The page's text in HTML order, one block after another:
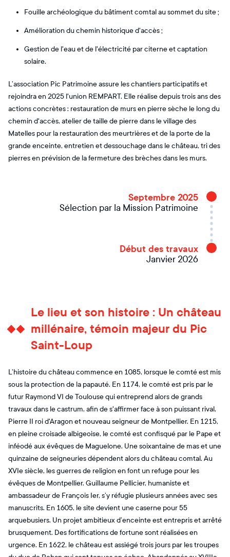
Fouille archéologique du bâtiment comtal au sommet du site ;​
Amélioration du chemin historique d'accès ;​
Gestion de l'eau et de l'électricité par citerne et captation
solaire.​
L’association Pic Patrimoine assure les chantiers participatifs et
rejoindra en 2025 l'union REMPART. Elle réalise depuis trois ans des
actions concrètes : restauration de murs en pierre sèche le long du
chemin d'accès, atelier de taille de pierre dans le village des
Matelles pour la restauration des meurtrières et de la porte de la
grande enceinte, entretien et dessouchage dans le château, tri des
pierres en prévision de la fermeture des brèches dans les murs.
Septembre 2025
Sélection par la Mission Patrimoine
Début des travaux
Janvier 2026
Le lieu et son histoire : Un château
millénaire, témoin majeur du Pic
Saint-Loup
L’histoire du château commence en 1085, lorsque le comté est mis
sous la protection de la papauté. En 1174, le comté est pris par le
futur Raymond VI de Toulouse qui entreprend alors de grands
travaux dans le castrum, afin de s'affirmer face à son puissant rival,
Pierre II roi d'Aragon et nouveau seigneur de Montpellier. En 1215,
en pleine croisade albigeoise, le comté est confisqué par le Pape et
inféodé aux évêques de Maguelone. Une soixantaine de mas et une
quinzaine de seigneuries dépendent alors du château comtal. Au
XVIe siècle, les guerres de religion en font un refuge pour les
évêques de Montpellier. Guillaume Pellicier, humaniste et
ambassadeur de François Ier, s’y réfugie plusieurs années avec ses
manuscrits. En 1605, le site devient une caserne pour 55
arquebusiers. Un projet ambitieux d’enceinte est entrepris et arrêté
brusquement. Des fortifications de fortune sont réalisées en
urgence. En 1622, le château est assiégé trois jours par les troupes